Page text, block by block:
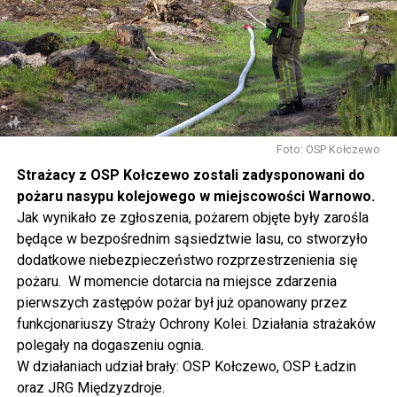
pofilcować, nauczyć się makramowych splotów, napisać
dyktando, wziąć udział w warsztatach fotograficznych i
ekologicznych, namalować obraz, zrobić grafitti czy
stworzyć pachnącą sojową świeczkę.
Gwiazdą wieczoru będzie Magda Anioł, której koncert
W sobotę o godz. 15 wspólnie na nowo odkryjemy Wolin
odbywając podróż w czasie za sprawą Centrum Słowian i
Wikingów lub zwiedzając miasto z przewodnikiem (start
spod biblioteki). O godzinie 19.00 w kolegiacie
wysłuchamy organowego koncertu w wykonaniu
państwa Witkowskich.
Wyjątkowym wydarzeniem będzie koncert w wykonaniu
Kawuś Music Project, podczas którego wysłuchamy
polskich przebojów w jazzowej aranżacji (godz. 20.00
przed biblioteką). Podczas koncertu zaplanowaliśmy dla
Foto: OSP Kołczewo
Strażacy z OSP Kołczewo zostali zadysponowani do
pożaru nasypu kolejowego w miejscowości Warnowo.
Jak wynikało ze zgłoszenia, pożarem objęte były zarośla
będące w bezpośrednim sąsiedztwie lasu, co stworzyło
dodatkowe niebezpieczeństwo rozprzestrzenienia się
pożaru. W momencie dotarcia na miejsce zdarzenia
pierwszych zastępów pożar był już opanowany przez
funkcjonariuszy Straży Ochrony Kolei. Działania strażaków
polegały na dogaszeniu ognia.
W działaniach udział brały: OSP Kołczewo, OSP Ładzin
oraz JRG Międzyzdroje.